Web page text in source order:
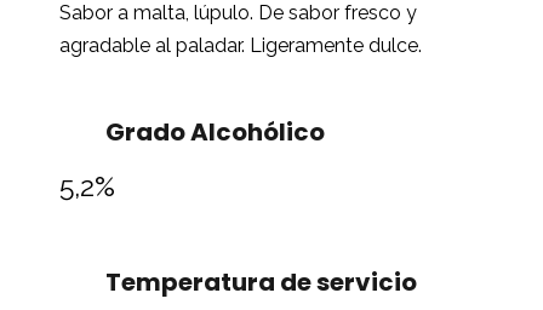
Sabor a malta, lúpulo. De sabor fresco y
agradable al paladar. Ligeramente dulce.
Grado Alcohólico
5,2%
Temperatura de servicio